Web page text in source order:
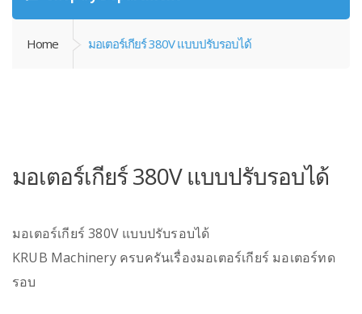
Home มอเตอร์เกียร์ 380V แบบปรับรอบได้
มอเตอร์เกียร์ 380V แบบปรับรอบได้
มอเตอร์เกียร์ 380V แบบปรับรอบได้
KRUB Machinery ครบครันเรื่องมอเตอร์เกียร์ มอเตอร์ทด
รอบ